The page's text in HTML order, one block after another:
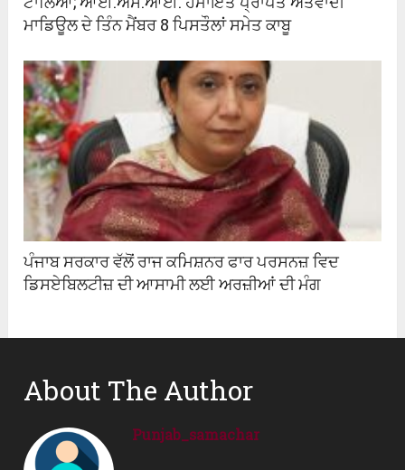
ਮਾਡਿਊਲ ਦੇ ਤਿੰਨ ਮੈਂਬਰ 8 ਪਿਸਤੌਲਾਂ ਸਮੇਤ ਕਾਬੂ
ਪੰਜਾਬ ਸਰਕਾਰ ਵੱਲੋਂ ਰਾਜ ਕਮਿਸ਼ਨਰ ਫਾਰ ਪਰਸਨਜ਼ ਵਿਦ
ਡਿਸਏਬਿਲਟੀਜ਼ ਦੀ ਆਸਾਮੀ ਲਈ ਅਰਜ਼ੀਆਂ ਦੀ ਮੰਗ
About The Author
Punjab_samachar